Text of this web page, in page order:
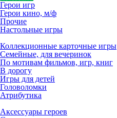
Герои игр
Герои кино, м/ф
Прочие
Настольные игры
Коллекционные карточные игры
Семейные, для вечеринок
По мотивам фильмов, игр, книг
В дорогу
Игры для детей
Головоломки
Атрибутика
Аксессуары героев